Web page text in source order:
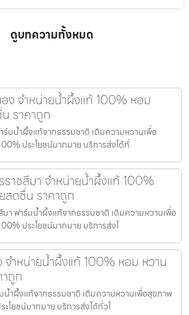
ดูบทความทั้งหมด
ง จำหน่ายน้ำผึ้งแท้ 100% หอม
ราคาถูก
ร์มน้ำผึ้งแท้จากธรรมชาติ เติมความหวานเพื่อ
ประโยชน์มากมาย บริการส่งได้ทั่
าชสีมา จำหน่ายน้ำผึ้งแท้ 100%
สดชื่น ราคาถูก
า ฟาร์มน้ำผึ้งแท้จากธรรมชาติ เติมความหวานเพื่อ
ประโยชน์มากมาย บริการส่งไ
จำหน่ายน้ำผึ้งแท้ 100% หอม หวาน
ถูก
น้ำผึ้งแท้จากธรรมชาติ เติมความหวานเพื่อสุขภาพ
โยชน์มากมาย บริการส่งได้ทั่วไ